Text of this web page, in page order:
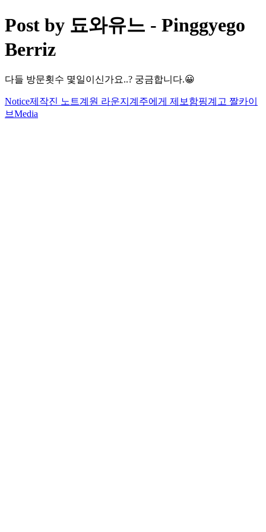
Post by 됴와유느 - Pinggyego
Berriz
다들 방문횟수 몇일이신가요..? 궁금합니다.😀
Notice제작진 노트계원 라운지 계주에게 제보함핑계고 짤카이
브Media